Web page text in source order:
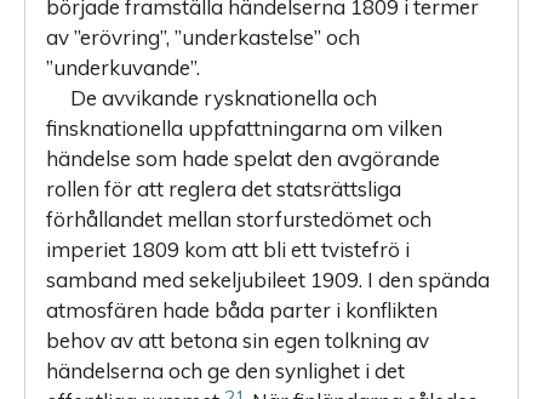
började framställa händelserna 1809 i termer
av ”erövring”, ”underkastelse” och
”underkuvande”.
De avvikande rysknationella och
finsknationella uppfattningarna om vilken
händelse som hade spelat den avgörande
rollen för att reglera det statsrättsliga
förhållandet mellan storfurstedömet och
imperiet 1809 kom att bli ett tvistefrö i
samband med sekeljubileet 1909. I den spända
atmosfären hade båda parter i konflikten
behov av att betona sin egen tolkning av
händelserna och ge den synlighet i det